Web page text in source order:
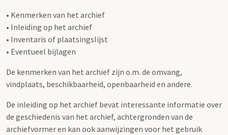
• Kenmerken van het archief
• Inleiding op het archief
• Inventaris of plaatsingslijst
• Eventueel bijlagen
De kenmerken van het archief zijn o.m. de omvang,
vindplaats, beschikbaarheid, openbaarheid en andere.
De inleiding op het archief bevat interessante informatie over
de geschiedenis van het archief, achtergronden van de
archiefvormer en kan ook aanwijzingen voor het gebruik